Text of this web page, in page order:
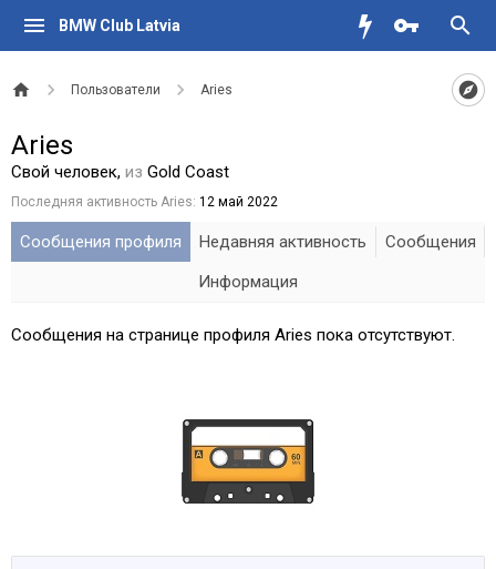
BMW Club Latvia
Пользователи Aries
Aries
Свой человек, из Gold Coast
Последняя активность Aries: 12 май 2022
Сообщения профиля Недавняя активность
Сообщения
Информация
Сообщения на странице профиля Aries пока отсутствуют.